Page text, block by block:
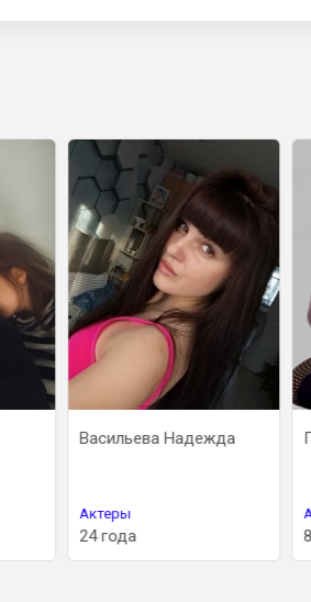
Васильева Надежда
Актеры
24 года